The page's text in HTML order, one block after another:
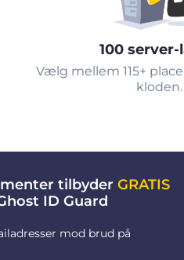
100 server-
Vælg mellem 115+
kloden.
tilbyder GRATIS
ID Guard
mod brud på